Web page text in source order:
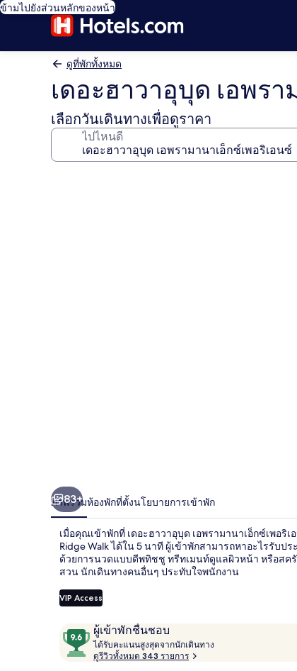
ข้ามไปยังส่วนหลักของหน้า
ดูที่พักทั้งหมด
เดอะฮาวาอุบุด เอพร
เลือกวันเดินทางเพื่อดูราคา
ไปไหนดี
เอ็กซ์
เพ
อริ
เอน
ซ์
83+
ภาพรวมห้องพักที่ตั้งนโยบายการเข้าพัก
เมื่อคุณเข้าพักที่ เดอะฮาวาอุบุด เอพรามานาเอ็กซ์เพอ
Ridge Walk ได้ใน 5 นาที ผู้เข้าพักสามารถหาอะไรรับ
ด้วยการนวดแบบดีพทิชชู ทรีทเมนท์ดูแลผิวหน้า หรือสค
สวน นักเดินทางคนอื่นๆ ประทับใจพนักงาน
VIP Access
รีวิว ผู้เข้าพักชื่นชอบ
9.6
จาก
10,
ได้รับคะแนนสูงสุดจากนักเดินทาง
ดูรีวิวทั้งหมด 343 รายการ